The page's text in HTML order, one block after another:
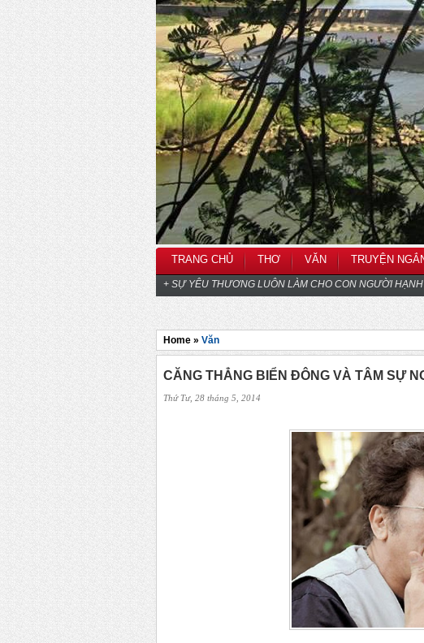
TRANG CHỦ THƠ VĂN TRUYỆN
+ SỰ YÊU THƯƠNG LUÔN LÀM CHO CON NGƯỜI
Home » Văn
CĂNG THẲNG BIỂN ĐÔNG VÀ TÂM SỰ
Thứ Tư, 28 tháng 5, 2014